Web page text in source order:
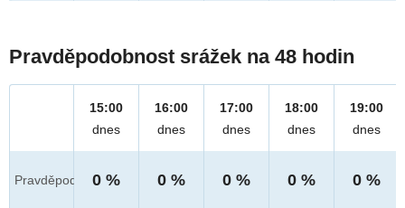
Pravděpodobnost srážek na 48 hodin
Pravděpod.
15:00
dnes
0 %
16:00
dnes
0 %
17:00
dnes
0 %
18:00
dnes
0 %
19:00
dnes
0 %